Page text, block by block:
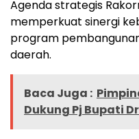
Agenda strategis
memperkuat sinergi
program
daerah.
Baca Juga :
Dukung Pj Bupati